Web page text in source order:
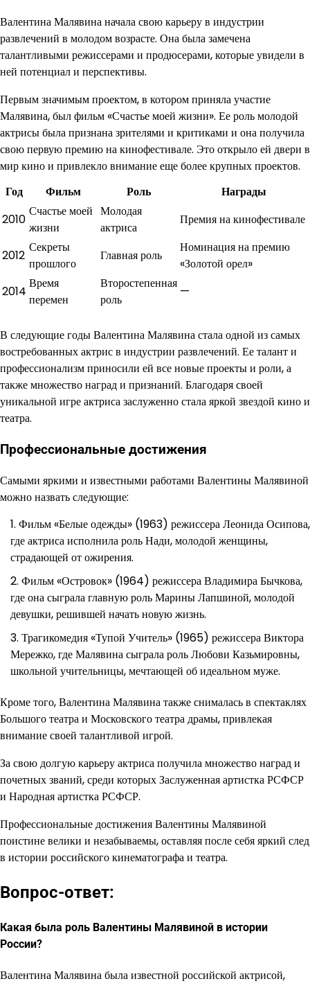
Валентина Малявина начала свою карьеру в индустрии
развлечений в молодом возрасте. Она была замечена
талантливыми режиссерами и продюсерами, которые увидели в
ней потенциал и перспективы.
Первым значимым проектом, в котором приняла участие
Малявина, был фильм «Счастье моей жизни». Ее роль молодой
актрисы была признана зрителями и критиками и она получила
свою первую премию на кинофестивале. Это открыло ей двери в
мир кино и привлекло внимание еще более крупных проектов.
Год
Фильм Роль
Награды
2010
Счастье моей
жизни
Молодая
актриса
Премия на кинофестивале
2012
Секреты
прошлого
Главная роль
Номинация на премию
«Золотой орел»
2014
Время
перемен
Второстепенная
роль
—
В следующие годы Валентина Малявина стала одной из самых
востребованных актрис в индустрии развлечений. Ее талант и
профессионализм приносили ей все новые проекты и роли, а
также множество наград и признаний. Благодаря своей
уникальной игре актриса заслуженно стала яркой звездой кино и
театра.
Профессиональные достижения
Самыми яркими и известными работами Валентины Малявиной
можно назвать следующие:
Фильм «Белые одежды» (1963) режиссера Леонида Осипова,
где актриса исполнила роль Нади, молодой женщины,
страдающей от ожирения.
Фильм «Островок» (1964) режиссера Владимира Бычкова,
где она сыграла главную роль Марины Лапшиной, молодой
девушки, решившей начать новую жизнь.
Трагикомедия «Тупой Учитель» (1965) режиссера Виктора
Мережко, где Малявина сыграла роль Любови Казьмировны,
школьной учительницы, мечтающей об идеальном муже.
Кроме того, Валентина Малявина также снималась в спектаклях
Большого театра и Московского театра драмы, привлекая
внимание своей талантливой игрой.
За свою долгую карьеру актриса получила множество наград и
почетных званий, среди которых Заслуженная артистка РСФСР
и Народная артистка РСФСР.
Профессиональные достижения Валентины Малявиной
поистине велики и незабываемы, оставляя после себя яркий след
в истории российского кинематографа и театра.
Вопрос-ответ:
Какая была роль Валентины Малявиной в истории
России?
Валентина Малявина была известной российской актрисой,